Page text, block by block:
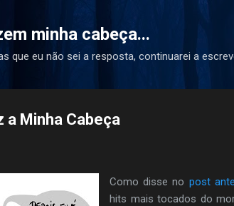
minha cabeça...
que eu não sei a resposta, continuarei a
a Minha Cabeça
Como disse no post
hits mais tocados do